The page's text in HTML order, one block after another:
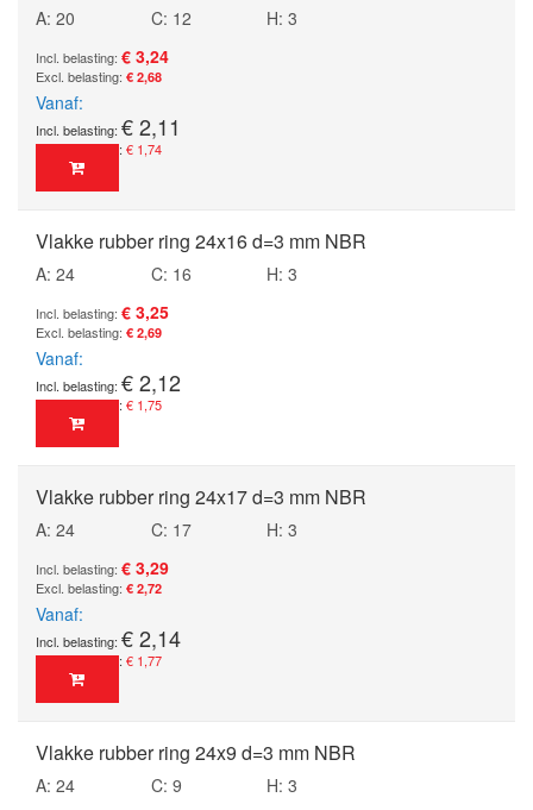
A: 20 C: 12
H: 3
€ 3,24
€ 2,68
Vanaf
€ 2,11
€ 1,74
Vlakke rubber ring 24x16 d=3 mm NBR
A: 24 C: 16
H: 3
€ 3,25
€ 2,69
Vanaf
€ 2,12
€ 1,75
Vlakke rubber ring 24x17 d=3 mm NBR
A: 24 C: 17
H: 3
€ 3,29
€ 2,72
Vanaf
€ 2,14
€ 1,77
Vlakke rubber ring 24x9 d=3 mm NBR
A: 24 C: 9
H: 3